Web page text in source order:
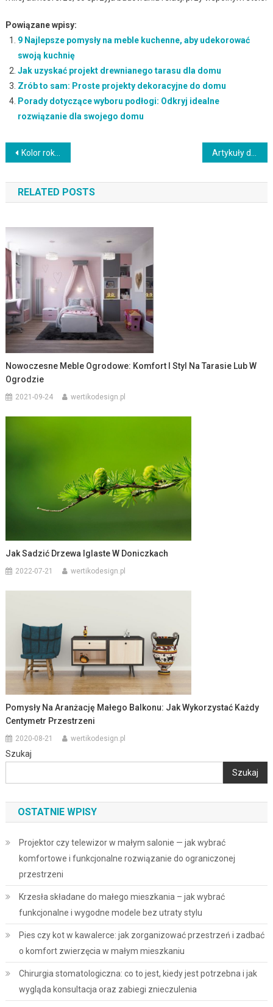
Powiązane wpisy:
9 Najlepsze pomysły na meble kuchenne, aby udekorować
swoją kuchnię
Jak uzyskać projekt drewnianego tarasu dla domu
Zrób to sam: Proste projekty dekoracyjne do domu
Porady dotyczące wyboru podłogi: Odkryj idealne
rozwiązanie dla swojego domu
Nawigacja
wpisu
Kolor roku: Najmodniejsze barwy do malowania ścian w tym sezonie
RELATED POSTS
Nowoczesne Meble Ogrodowe: Komfort I Styl Na Tarasie Lub W
Ogrodzie
2021-09-24 wertikodesign.pl
Jak Sadzić Drzewa Iglaste W Doniczkach
2022-07-21 wertikodesign.pl
Pomysły Na Aranżację Małego Balkonu: Jak Wykorzystać Każdy
Centymetr Przestrzeni
2020-08-21 wertikodesign.pl
Szukaj
Szukaj
OSTATNIE WPISY
Projektor czy telewizor w małym salonie — jak wybrać
komfortowe i funkcjonalne rozwiązanie do ograniczonej
przestrzeni
Krzesła składane do małego mieszkania – jak wybrać
funkcjonalne i wygodne modele bez utraty stylu
Pies czy kot w kawalerce: jak zorganizować przestrzeń i zadbać
o komfort zwierzęcia w małym mieszkaniu
Chirurgia stomatologiczna: co to jest, kiedy jest potrzebna i jak
wygląda konsultacja oraz zabiegi znieczulenia